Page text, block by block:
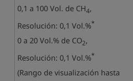
0,1 a 100 Vol. de CH4,
Resolución: 0,1 Vol.%*
0 a 20 Vol.% de CO2,
Resolución: 0,1 Vol.%*
(Rango de visualización hasta